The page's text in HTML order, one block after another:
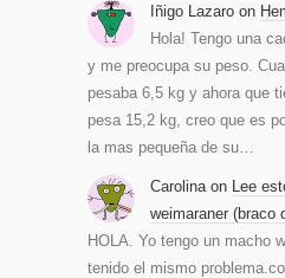
Iñigo Lazaro on
Hola! Tengo una
y me preocupa su peso.
pesaba 6,5 kg y ahora que
pesa 15,2 kg, creo que es
la mas pequeña de su…
Carolina on
Lee
weimaraner (braco
HOLA. Yo tengo un macho
tenido el mismo